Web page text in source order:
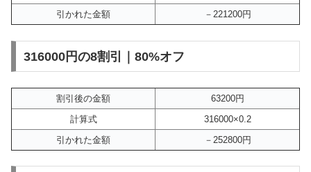
引かれた金額
－221200円
316000円の8割引｜80%オフ
割引後の金額
63200円
計算式
316000×0.2
引かれた金額
－252800円